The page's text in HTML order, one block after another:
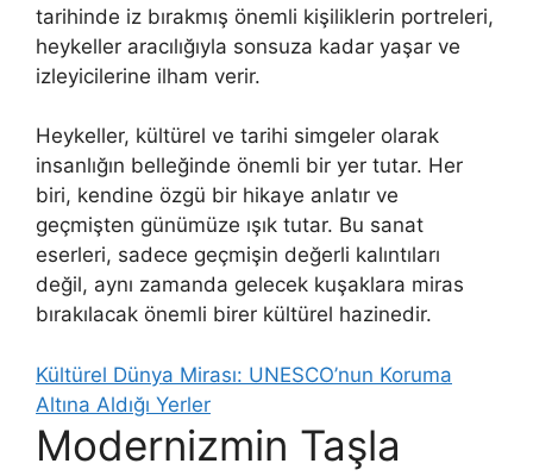
tarihinde iz bırakmış önemli kişiliklerin portreleri,
heykeller aracılığıyla sonsuza kadar yaşar ve
izleyicilerine ilham verir.
Heykeller, kültürel ve tarihi simgeler olarak
insanlığın belleğinde önemli bir yer tutar. Her
biri, kendine özgü bir hikaye anlatır ve
geçmişten günümüze ışık tutar. Bu sanat
eserleri, sadece geçmişin değerli kalıntıları
değil, aynı zamanda gelecek kuşaklara miras
bırakılacak önemli birer kültürel hazinedir.
Kültürel Dünya Mirası: UNESCO’nun Koruma
Altına Aldığı Yerler
Modernizmin Taşla